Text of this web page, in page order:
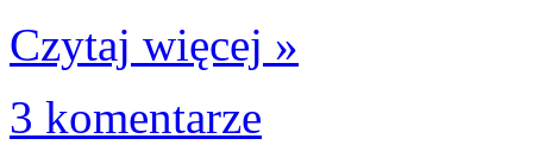
Czytaj więcej »
3 komentarze